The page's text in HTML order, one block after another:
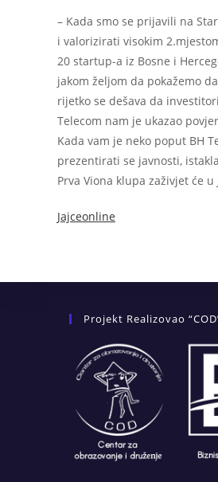
– Kada smo se prijavili na
i valorizirati visokim
20 startup-a iz Bosne i
jakom željom da pokažemo
rijetko se dešava da
Telecom nam je ukazao
Kada vam je neko poput BH
prezentirati se javnosti,
Prva Viona klupa zaživjet će
Jajceonline
Projekt Realizovao